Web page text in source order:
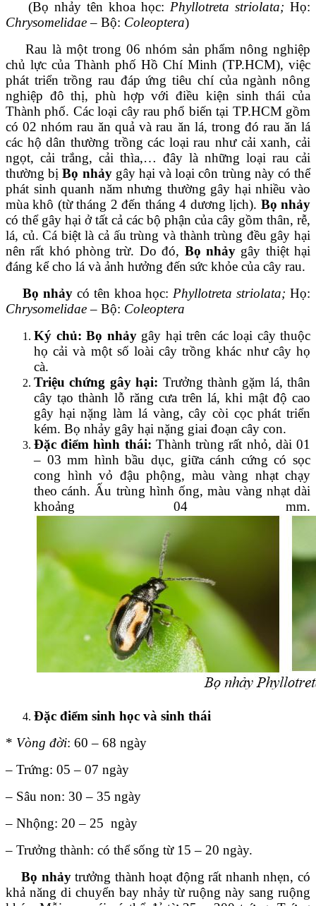
(Bọ nhảy tên khoa học: Phyllotreta striolata; Họ:
Chrysomelidae– Bộ: Coleoptera)
Rau là một trong 06 nhóm sản phẩm nông nghiệp
chủ lực của Thành phố Hồ Chí Minh (TP.HCM), việc
phát triển trồng rau đáp ứng tiêu chí của ngành nông
nghiệp đô thị, phù hợp với điều kiện sinh thái của
Thành phố. Các loại cây rau phổ biến tại TP.HCM gồm
có 02 nhóm rau ăn quả và rau ăn lá, trong đó rau ăn lá
các hộ dân thường trồng các loại rau như cải xanh, cải
ngọt, cải trắng, cải thìa,… đây là những loại rau cải
thường bịBọ nhảy gây hại và loại côn trùng này có thể
phát sinh quanh năm nhưng thường gây hại nhiều vào
mùa khô (từ tháng 2 đến tháng 4 dương lịch). Bọ nhảy
có thể gây hại ở tất cả các bộ phận của cây gồm thân, rễ,
lá, củ. Cá biệt là cả ấu trùng và thành trùng đều gây hại
nên rất khó phòng trừ. Do đó, Bọ nhảygây thiệt hại
đáng kể cho lá và ảnh hưởng đến sức khỏe của cây rau.
Bọ nhảy có tên khoa học: Phyllotreta striolata; Họ:
Chrysomelidae– Bộ: Coleoptera
Ký chủ: Bọ nhảygây hại trên các loại cây thuộc
họ cải và một số loài cây trồng khác như cây họ
cà.
Triệu chứng gây hại: Trưởng thành gặm lá, thân
cây tạo thành lỗ răng cưa trên lá, khi mật độ cao
gây hại nặng làm lá vàng, cây còi cọc phát triển
kém. Bọ nhảy gây hại nặng giai đoạn cây con.
Đặc điểm hình thái: Thành trùng rất nhỏ, dài 01
– 03 mm hình bầu dục, giữa cánh cứng có sọc
cong hình vỏ đậu phộng, màu vàng nhạt chạy
theo cánh. Ấu trùng hình ống, màu vàng nhạt dài
khoảng 04 mm.
Đặc điểm sinh học và sinh thái
* Vòng đời: 60 – 68 ngày
– Trứng: 05 – 07 ngày
– Sâu non: 30 – 35 ngày
– Nhộng: 20 – 25 ngày
– Trưởng thành: có thể sống từ 15 – 20 ngày.
Bọ nhảytrưởng thành hoạt động rất nhanh nhẹn, có
khả năng di chuyển bay nhảy từ ruộng này sang ruộng